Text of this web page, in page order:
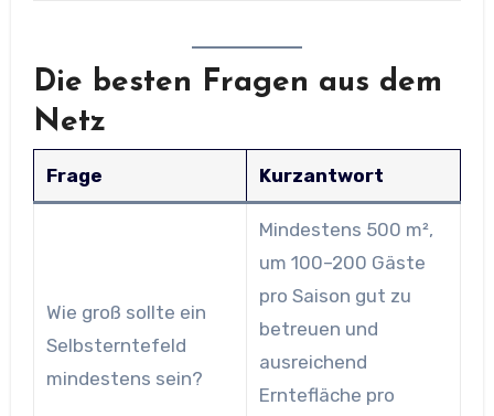
Die besten Fragen aus dem
Netz
Frage Kurzantwort
Wie groß sollte ein
Selbsterntefeld
mindestens sein?
Mindestens 500 m²,
um 100–200 Gäste
pro Saison gut zu
betreuen und
ausreichend
Erntefläche pro